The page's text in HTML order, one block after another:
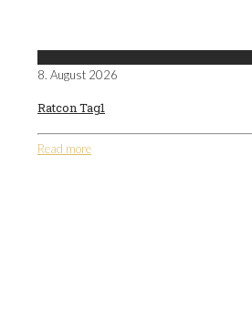
8. August 2026
Ratcon Tag1
Read more